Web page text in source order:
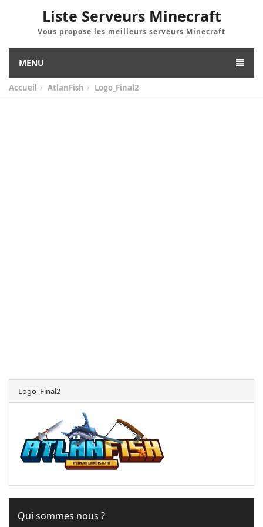
Liste Serveurs Minecraft
Vous propose les meilleurs serveurs Minecraft
MENU
Accueil AtlanFish Logo_Final2
Logo_Final2
Qui sommes nous ?